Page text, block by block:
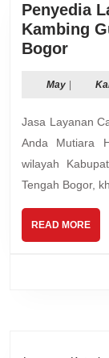
Penyedia
Kambing
Bogor
Plus
Bogor
MayMay
Jasa Layanan Catering aqiqah Yang Terbaik untuk Putra Putri
Anda Mutiara
wilayah
Tengah Bogor,
READ MORE